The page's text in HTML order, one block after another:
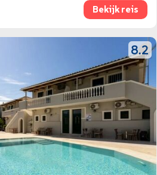
Bekijk reis
8.2